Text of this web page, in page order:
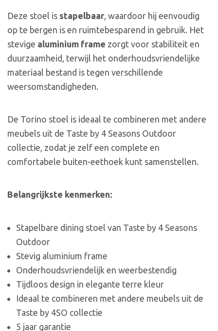
Deze stoel is stapelbaar , waardoor hij eenvoudig
op te bergen is en ruimtebesparend in gebruik. Het
stevige aluminium frame zorgt voor stabiliteit en
duurzaamheid, terwijl het onderhoudsvriendelijke
materiaal bestand is tegen verschillende
weersomstandigheden.
De Torino stoel is ideaal te combineren met andere
meubels uit de Taste by 4 Seasons Outdoor
collectie, zodat je zelf een complete en
comfortabele buiten-eethoek kunt samenstellen.
Belangrijkste kenmerken:
Stapelbare dining stoel van Taste by 4 Seasons
Outdoor
Stevig aluminium frame
Onderhoudsvriendelijk en weerbestendig
Tijdloos design in elegante terre kleur
Ideaal te combineren met andere meubels uit de
Taste by 4SO collectie
5 jaar garantie